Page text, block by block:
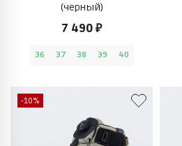
(черный)
7 490 ₽
36 37 38 39 40
-10%